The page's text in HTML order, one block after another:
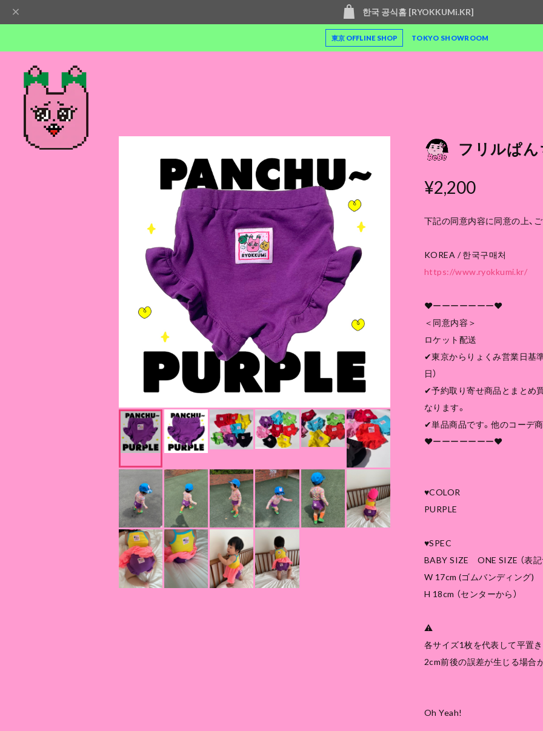
한국 공식홈 [RYOKKUMi.KR]
東京 OFFLINE SHOP TOKYO SHOWROOM
フリルぱ
¥2,200
下記の同意内容に同意の上、
KOREA / 한국구매처
https://www.ryokkumi.kr/
❤︎ーーーーーーー❤︎
＜同意内容＞
ロケット配送
✔︎東京からりょくみ営業日基
日）
✔︎予約取り寄せ商品とまとめ
なります。
✔︎単品商品です。他のコーデ
❤︎ーーーーーーー❤︎
♥COLOR
PURPLE
♥SPEC
BABY SIZE ONE SIZE （表
W 17cm (ゴムバンディング)
H 18cm （センターから）
⚠
各サイズ1枚を代表して平置き
2cm前後の誤差が生じる場合
Oh Yeah!